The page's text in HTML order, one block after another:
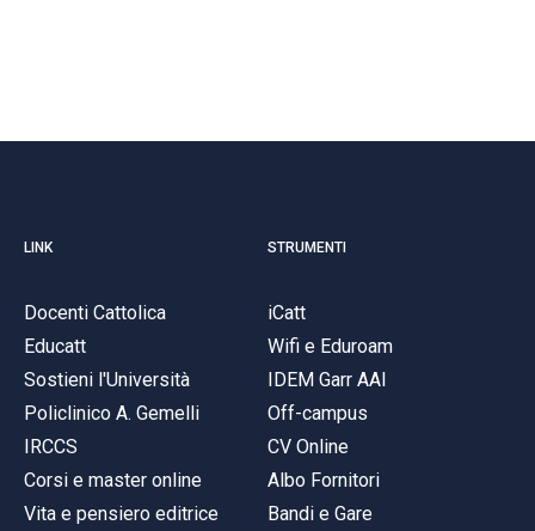
LINK
Docenti Cattolica
Educatt
Sostieni l'Università
Policlinico A. Gemelli
IRCCS
Corsi e master online
Vita e pensiero editrice
STRUMENTI
iCatt
Wifi e Eduroam
IDEM Garr AAI
Off-campus
CV Online
Albo Fornitori
Bandi e Gare